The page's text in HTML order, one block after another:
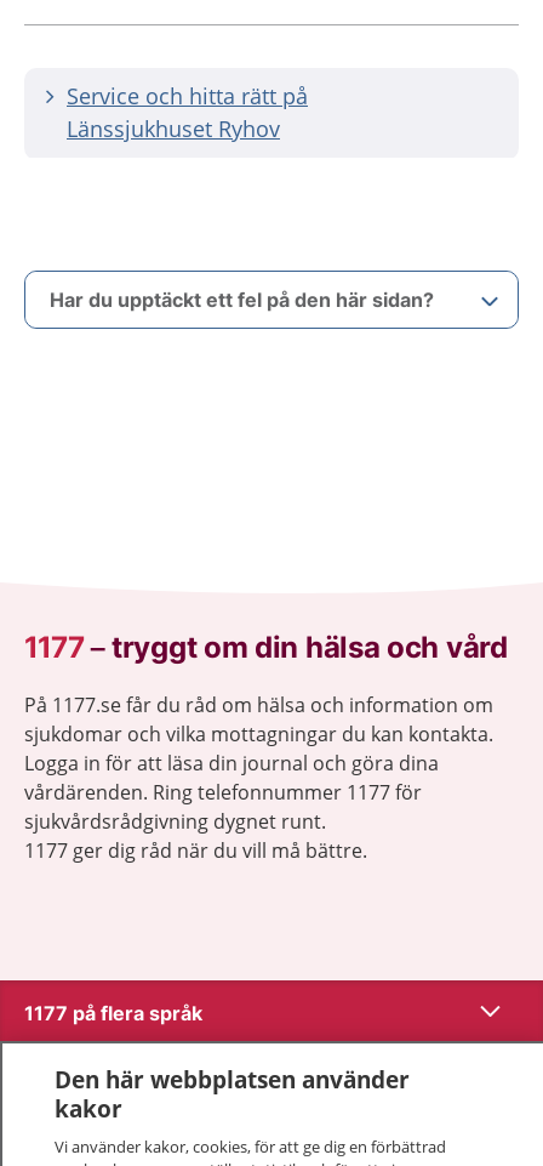
Service och hitta rätt på
Länssjukhuset Ryhov
Har du upptäckt ett fel på den här sidan?
1177–tryggt om din hälsa och vård
På 1177.se får du råd om hälsa och information om
sjukdomar och vilka mottagningar du kan kontakta.
Logga in för att läsa din journal och göra dina
vårdärenden. Ring telefonnummer 1177 för
sjukvårdsrådgivning dygnet runt.
1177 ger dig råd när du vill må bättre.
1177 på flera språk Visa
Om 1177
Kontakt
Den här webbplatsen använder
kakor
Vi använder kakor, cookies, för att ge dig en förbättrad